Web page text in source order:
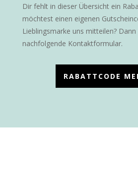
Dir fehlt in dieser Übersicht ein
möchtest einen eigenen
Lieblingsmarke uns mitteilen?
nachfolgende Kontaktformular.
RABATTCODE